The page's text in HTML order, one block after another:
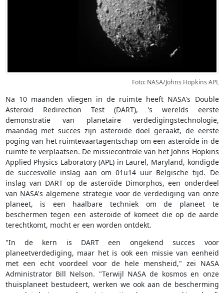
Foto: NASA/Johns Hopkins APL
Na 10 maanden vliegen in de ruimte heeft NASA's Double
Asteroid Redirection Test (DART), 's werelds eerste
demonstratie van planetaire verdedigingstechnologie,
maandag met succes zijn asteroïde doel geraakt, de eerste
poging van het ruimtevaartagentschap om een asteroïde in de
ruimte te verplaatsen. De missiecontrole van het Johns Hopkins
Applied Physics Laboratory (APL) in Laurel, Maryland, kondigde
de succesvolle inslag aan om 01u14 uur Belgische tijd. De
inslag van DART op de asteroïde Dimorphos, een onderdeel
van NASA's algemene strategie voor de verdediging van onze
planeet, is een haalbare techniek om de planeet te
beschermen tegen een asteroïde of komeet die op de aarde
terechtkomt, mocht er een worden ontdekt.
"In de kern is DART een ongekend succes voor
planeetverdediging, maar het is ook een missie van eenheid
met een echt voordeel voor de hele mensheid," zei NASA
Administrator Bill Nelson. "Terwijl NASA de kosmos en onze
thuisplaneet bestudeert, werken we ook aan de bescherming